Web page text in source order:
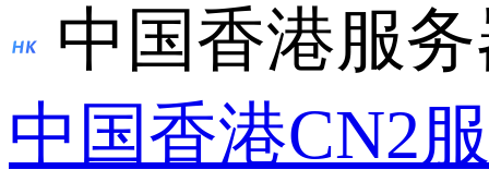
中国香港服
中国香港CN2